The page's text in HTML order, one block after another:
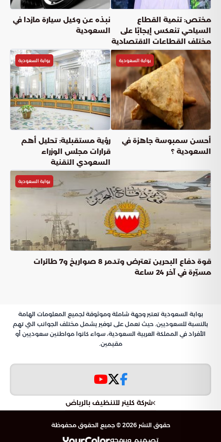
دقيقة نشر:
استراتيجية واشنطن لتعزيز استقرار لبنان وحماية سيادته الوطنية
تمكين المؤسسات الشرعية: المسار الأمريكي الجديد
ركائز الموقف الأمريكي تجاه العمل المؤسسي
حماية المسار الديمقراطي والتعاون الدولي
استراتيجية واشنطن لتعزيز استقرار لبنان
تحركاتها الدبلوماسية بمنطقة الشرق الأوسط، حيث تتبنى واشنطن
رؤية استراتيجية تهدف إلى تدعيم أركان الدولة عبر تقوية مؤسساتها
الرسمية. يسعى هذا الحراك بشكل أساسي إلى تمكين الحكومة
اللبنانية من استعادة دورها المحوري وبسط سلطتها القانونية على
المؤسسات الشرعية وحدها.
تمكين المؤسسات الشرعية: المسار
الأمريكي الجديد
تعتبر الولايات المتحدة أن صون السيادة اللبنانية هو الركيزة
الأساسية لسياساتها الإقليمية، ولذلك ينصب التركيز حالياً على تهيئة